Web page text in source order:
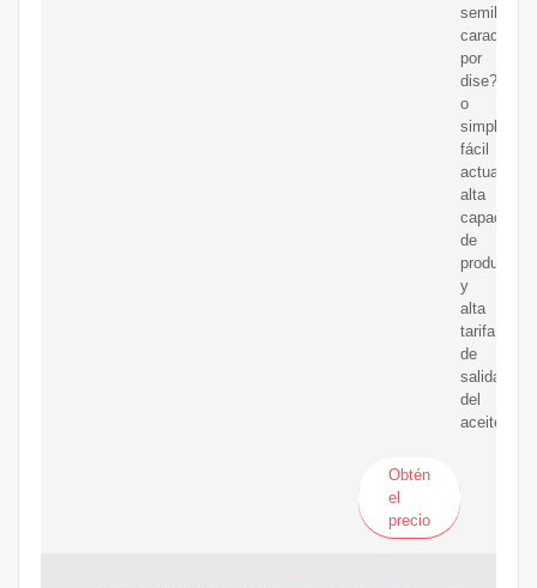
semilla,
por
dise?
o
simple,
fácil
actuar,
alta
capacidad
de
producción
y
alta
tarifa
de
salida
del
aceite.
Obtén
el
precio